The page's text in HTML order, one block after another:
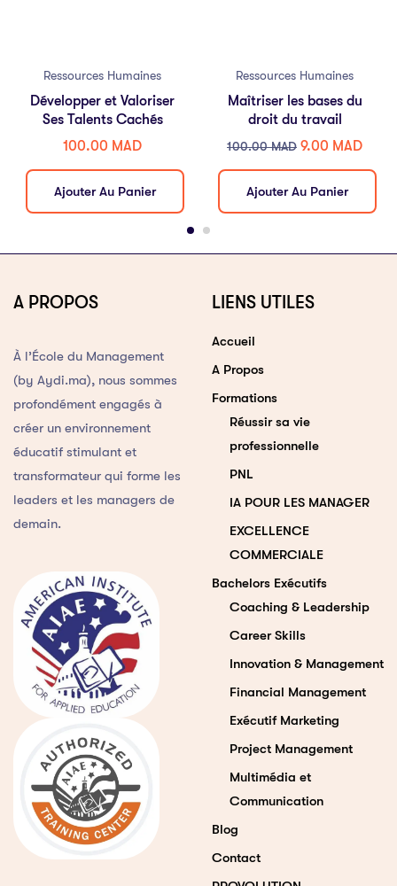
Ressources Humaines
Développer et Valoriser
Ses Talents Cachés
100.00 MAD
Ajouter Au Panier
Ressources Humaines
Maîtriser les bases du
droit du travail
100.00MAD 9.00 MAD
Ajouter Au Panier
A PROPOS
À l’École du Management
(by Aydi.ma), nous sommes
profondément engagés à
créer un environnement
éducatif stimulant et
transformateur qui forme les
leaders et les managers de
demain.
LIENS UTILES
Accueil
A Propos
Formations
Réussir sa vie
professionnelle
PNL
IA POUR LES MANAGER
EXCELLENCE
COMMERCIALE
Bachelors Exécutifs
Coaching & Leadership
Career Skills
Innovation & Management
Financial Management
Exécutif Marketing
Project Management
Multimédia et
Communication
Blog
Contact